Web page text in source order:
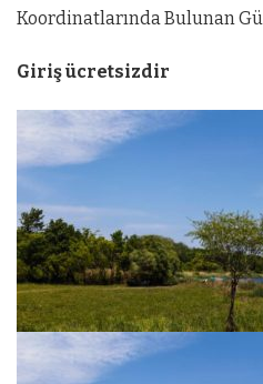
Koordinatlarında Bulunan
Giriş ücretsizdir